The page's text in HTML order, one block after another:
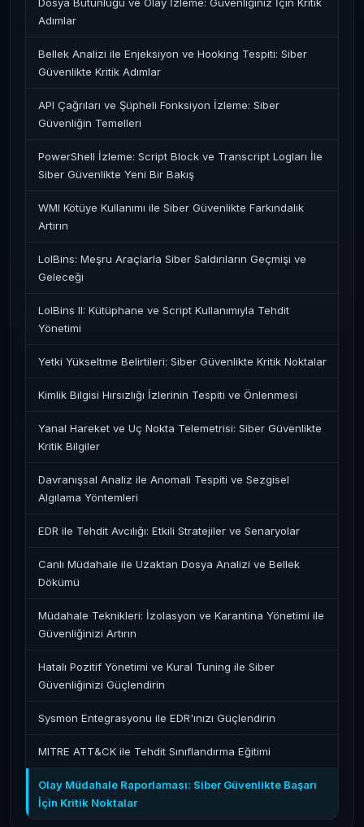
Adımlar
Bellek Analizi ile Enjeksiyon ve Hooking Tespiti: Siber
Güvenlikte Kritik Adımlar
API Çağrıları ve Şüpheli Fonksiyon İzleme: Siber
Güvenliğin Temelleri
PowerShell İzleme: Script Block ve Transcript Logları İle
Siber Güvenlikte Yeni Bir Bakış
WMI Kötüye Kullanımı ile Siber Güvenlikte Farkındalık
Artırın
LolBins: Meşru Araçlarla Siber Saldırıların Geçmişi ve
Geleceği
LolBins II: Kütüphane ve Script Kullanımıyla Tehdit
Yönetimi
Yetki Yükseltme Belirtileri: Siber Güvenlikte Kritik Noktalar
Kimlik Bilgisi Hırsızlığı İzlerinin Tespiti ve Önlenmesi
Yanal Hareket ve Uç Nokta Telemetrisi: Siber Güvenlikte
Kritik Bilgiler
Davranışsal Analiz ile Anomali Tespiti ve Sezgisel
Algılama Yöntemleri
EDR ile Tehdit Avcılığı: Etkili Stratejiler ve Senaryolar
Canlı Müdahale ile Uzaktan Dosya Analizi ve Bellek
Dökümü
Müdahale Teknikleri: İzolasyon ve Karantina Yönetimi ile
Güvenliğinizi Artırın
Hatalı Pozitif Yönetimi ve Kural Tuning ile Siber
Güvenliğinizi Güçlendirin
Sysmon Entegrasyonu ile EDR'ınızı Güçlendirin
MITRE ATT&CK ile Tehdit Sınıflandırma Eğitimi
Olay Müdahale Raporlaması: Siber Güvenlikte Başarı
İçin Kritik Noktalar